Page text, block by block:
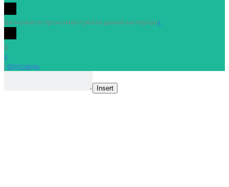
Ви можете прокоментувати даний матеріалx
()
x
| Відповідь
Insert